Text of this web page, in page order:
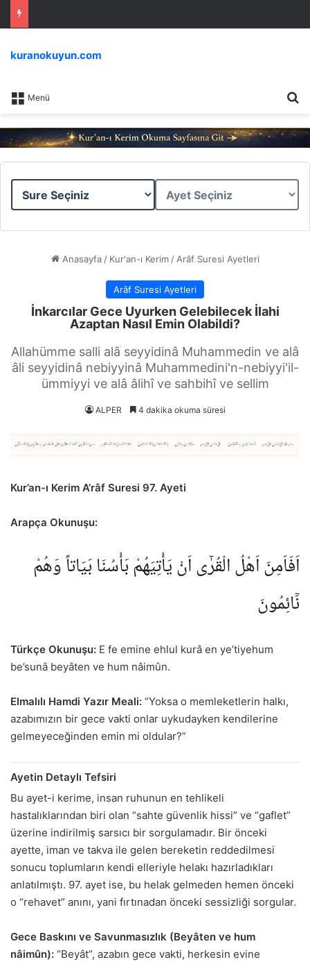
Menü
kuranokuyun.com
Sure
Ayet
Anasayfa / Kur'an-ı Kerim / Arâf Suresi Ayetleri
Arâf Suresi Ayetleri
İnkarcılar Gece Uyurken Gelebilecek İlahi
Azaptan Nasıl Emin Olabildi?
Allahümme salli alâ seyyidinâ Muhammedin ve alâ
âli seyyidinâ nebiyyinâ Muhammedini'n-nebiyyi'il-
ümmiyyi ve alâ âlihî ve sahbihî ve sellim
ALPER 4 dakika okuma süresi
Kur’an-ı Kerim A’râf Suresi 97. Ayeti
Arapça Okunuşu:
اَفَاَمِنَ اَهْلُ الْقُرٰٓى اَنْ يَأْتِيَهُمْ بَأْسُنَا بَيَاتاً وَهُمْ
نَٓائِمُونَ
Türkçe Okunuşu: E fe emine ehlul kurâ en ye’tiyehum
be’sunâ beyâten ve hum nâimûn.
Elmalılı Hamdi Yazır Meali: “Yoksa o memleketlerin halkı,
azabımızın bir gece vakti onlar uykudayken kendilerine
gelmeyeceğinden emin mi oldular?”
Ayetin Detaylı Tefsiri
Bu ayet-i kerime, insan ruhunun en tehlikeli
hastalıklarından biri olan “sahte güvenlik hissi” ve “gaflet”
üzerine indirilmiş sarsıcı bir sorgulamadır. Bir önceki
ayette, iman ve takva ile gelen bereketin reddedilmesi
sonucu toplumların kendi elleriyle helakı hazırladıkları
anlatılmıştı. 97. ayet ise, bu helak gelmeden hemen önceki
o “rehavet” anını, yani fırtınadan önceki sessizliği sorgular.
Gece Baskını ve Savunmasızlık (Beyâten ve hum
nâimûn): “Beyât”, azabın gece vakti, herkesin evine